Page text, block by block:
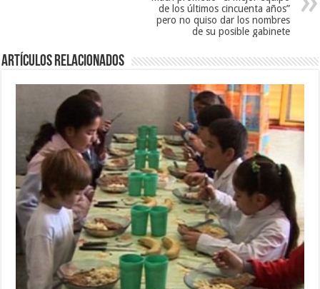
de los últimos cincuenta años”
pero no quiso dar los nombres
de su posible gabinete
Artículos Relacionados